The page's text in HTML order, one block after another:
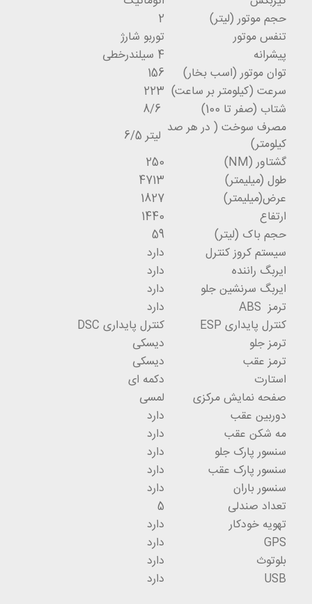
حجم موتور (لیتر)
2
تنفس موتور
توربو شارژ
پیشرانه
4 سیلندرخطی
توان موتور (اسب بخار)
156
سرعت (کیلومتر بر ساعت) 223
شتاب (صفر تا 100)
مصرف سوخت ( در هر صد
کیلومتر)
لیتر 6/5
گشتاور (NM)
250
طول (میلیمتر)
4713
عرض(میلیمتر)
1827
ارتفاع
1440
حجم باک (لیتر)
59
سیستم کروز کنترل
دارد
ایربگ راننده
دارد
ایربگ سرنشین جلو
دارد
ترمز ABS
دارد
کنترل پایداری ESP
کنترل پایداری DSC
ترمز جلو
دیسکی
ترمز عقب
دیسکی
استارت
دکمه ای
صفحه نمایش مرکزی
لمسی
دوربین عقب
دارد
مه شکن عقب
دارد
سنسور پارک جلو
دارد
سنسور پارک عقب
دارد
سنسور باران
دارد
تعداد صندلی
5
تهویه خودکار
دارد
GPS
دارد
بلوتوث
دارد
USB
دارد